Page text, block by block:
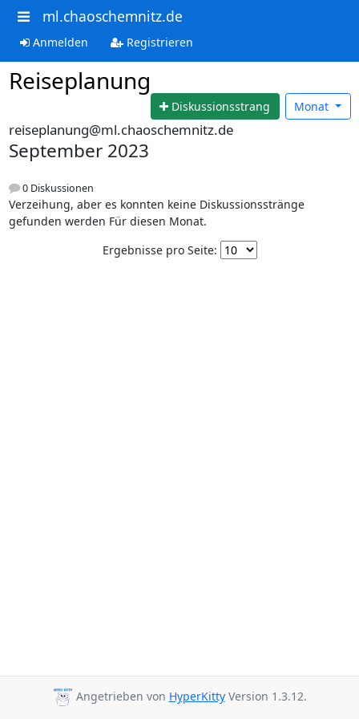
ml.chaoschemnitz.de
Anmelden Registrieren
Reiseplanung
Diskussionsstrang Monat
reiseplanung@ml.chaoschemnitz.de
September 2023
0 Diskussionen
Verzeihung, aber es konnten keine Diskussionsstränge
gefunden werden Für diesen Monat.
Ergebnisse pro Seite:
Angetrieben von HyperKittyVersion 1.3.12.